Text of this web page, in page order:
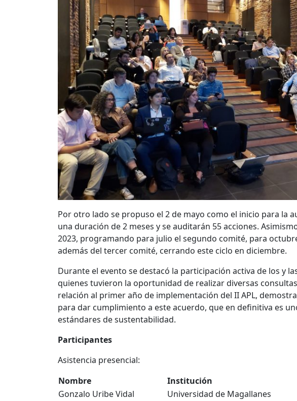
Por otro lado se propuso el 2 de mayo como el inicio para la
una duración de 2 meses y se auditarán 55 acciones.
2023, programando para julio el segundo comité, para
además del tercer comité, cerrando este ciclo en diciembre.
Durante el evento se destacó la participación activa de los y
quienes tuvieron la oportunidad de realizar diversas
relación al primer año de implementación del II APL,
para dar cumplimiento a este acuerdo, que en definitiva es
estándares de sustentabilidad.
Participantes
Asistencia presencial:
Nombre
Institución
Gonzalo Uribe Vidal
Universidad de Magallanes